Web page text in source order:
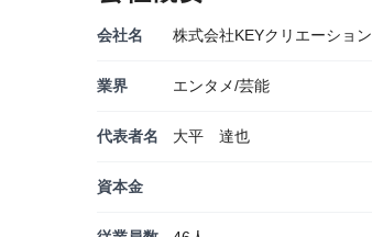
会社名 株式会社KEYクリエーション
業界 エンタメ/芸能
代表者名 大平 達也
資本金